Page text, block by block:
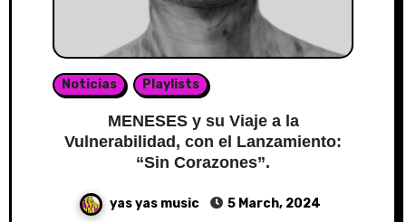
Noticias Playlists
MENESES y su Viaje a la
Vulnerabilidad, con el Lanzamiento:
“Sin Corazones”.
yas yas music 5 March, 2024